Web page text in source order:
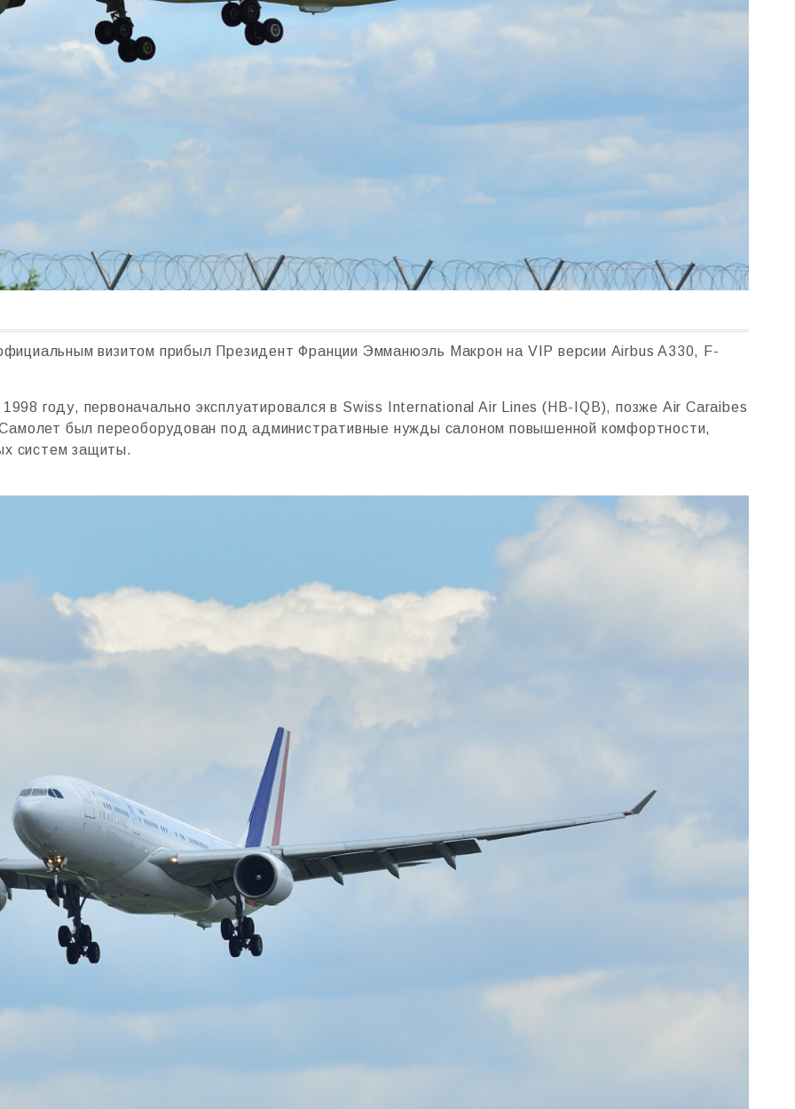
визитом прибыл Президент Франции Эмманюэль Макрон на VIP версии Airbus A330, F-
году, первоначально эксплуатировался в Swiss International Air Lines (HB-IQB), позже Air Caraibes
был переоборудован под административные нужды салоном повышенной комфортности,
систем защиты.